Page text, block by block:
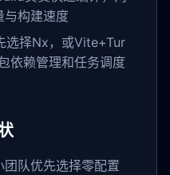
与构建速度
选择Nx，或Vite+Tur
依赖管理和任务调度
团队优先选择零配置